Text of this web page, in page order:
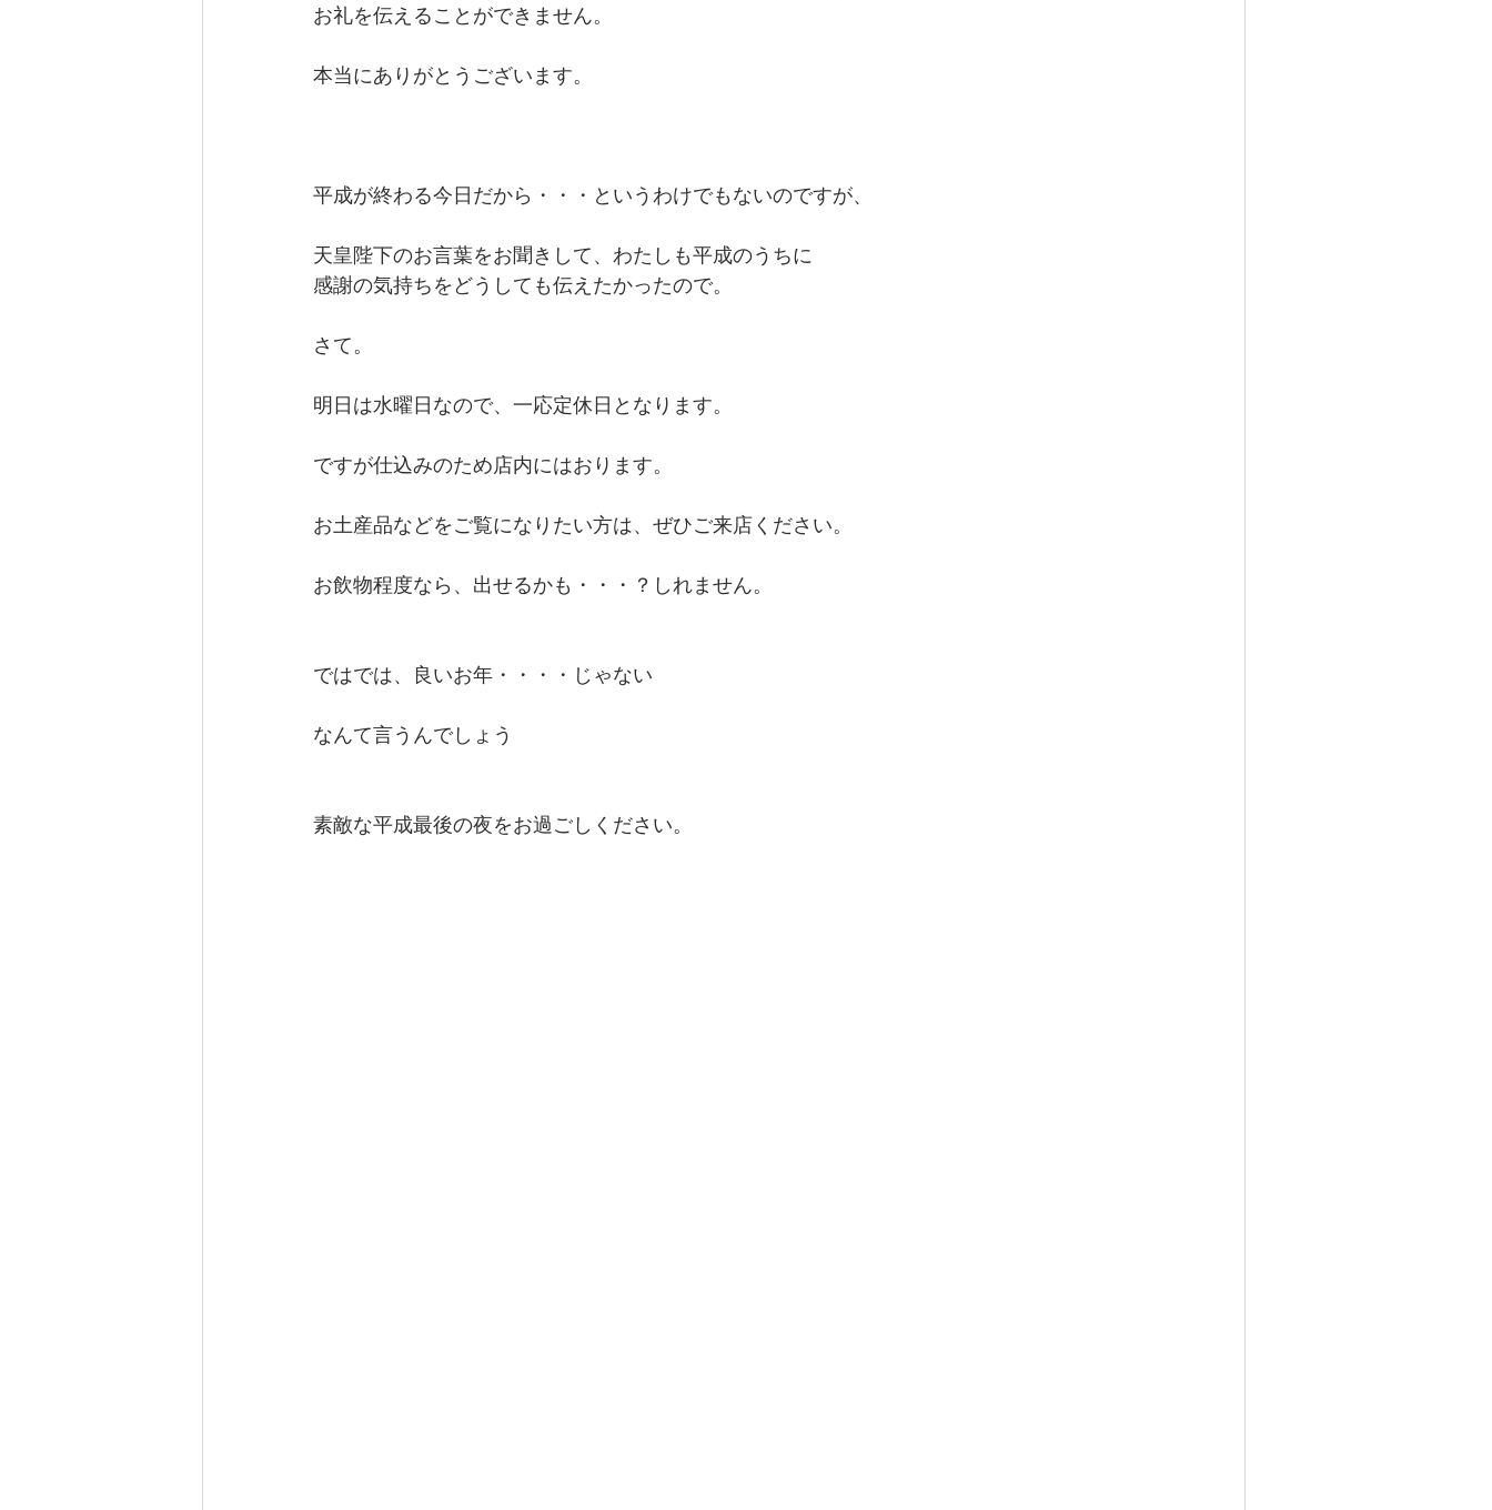
お礼を伝えることができません。
本当にありがとうございます。
平成が終わる今日だから・・・というわけでもないのですが、
天皇陛下のお言葉をお聞きして、わたしも平成のうちに
感謝の気持ちをどうしても伝えたかったので。
さて。
明日は水曜日なので、一応定休日となります。
ですが仕込みのため店内にはおります。
お土産品などをご覧になりたい方は、ぜひご来店ください。
お飲物程度なら、出せるかも・・・？しれません。
ではでは、良いお年・・・・じゃない
なんて言うんでしょう
素敵な平成最後の夜をお過ごしください。